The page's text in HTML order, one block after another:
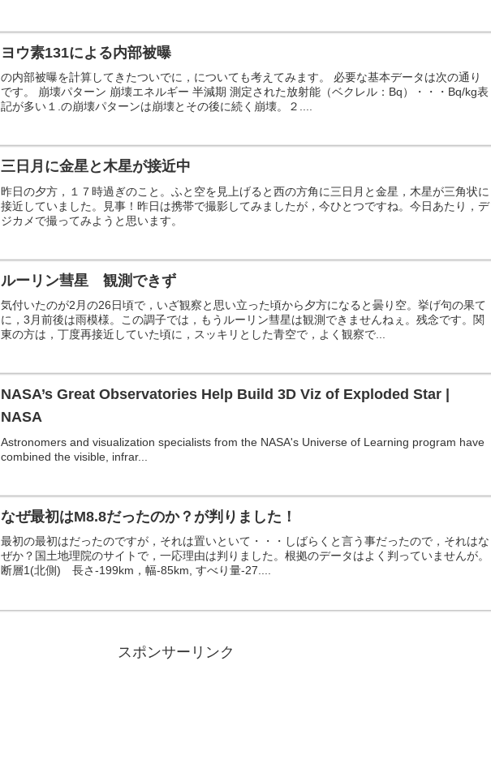
ヨウ素131による内部被曝
の内部被曝を計算してきたついでに，についても考えてみます。 必要な基本データは次の通り
です。 崩壊パターン 崩壊エネルギー 半減期 測定された放射能（ベクレル：Bq）・・・Bq/kg表
記が多い１.の崩壊パターンは崩壊とその後に続く崩壊。２....
三日月に金星と木星が接近中
昨日の夕方，１７時過ぎのこと。ふと空を見上げると西の方角に三日月と金星，木星が三角状に
接近していました。見事！昨日は携帯で撮影してみましたが，今ひとつですね。今日あたり，デ
ジカメで撮ってみようと思います。
ルーリン彗星 観測できず
気付いたのが2月の26日頃で，いざ観察と思い立った頃から夕方になると曇り空。挙げ句の果て
に，3月前後は雨模様。この調子では，もうルーリン彗星は観測できませんねぇ。残念です。関
東の方は，丁度再接近していた頃に，スッキリとした青空で，よく観察で...
NASA’s Great Observatories Help Build 3D Viz of Exploded Star |
NASA
Astronomers and visualization specialists from the NASA's Universe of Learning program have
combined the visible, infrar...
なぜ最初はM8.8だったのか？が判りました！
最初の最初はだったのですが，それは置いといて・・・しばらくと言う事だったので，それはな
ぜか？国土地理院のサイトで，一応理由は判りました。根拠のデータはよく判っていませんが。
断層1(北側) 長さ-199km，幅-85km, すべり量-27....
スポンサーリンク